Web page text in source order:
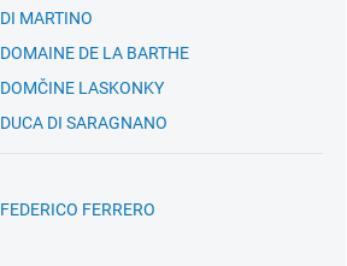
DI MARTINO
DOMAINE DE LA BARTHE
DOMČINE LASKONKY
DUCA DI SARAGNANO
FEDERICO FERRERO